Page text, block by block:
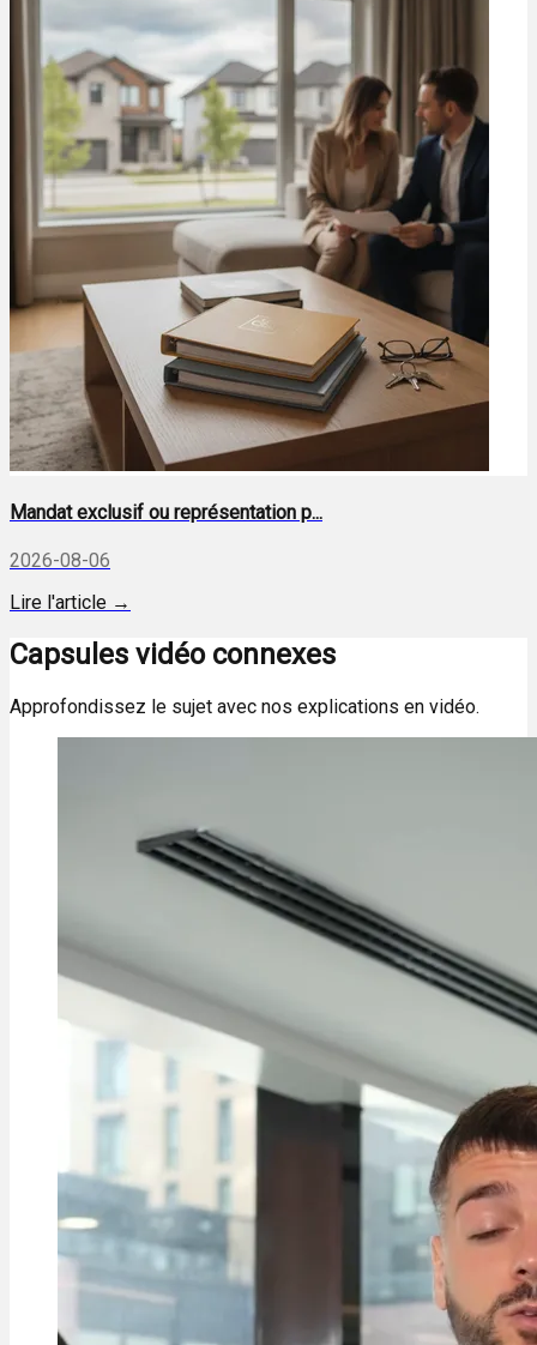
Mandat exclusif ou représentation p...
2026-08-06
Lire l'article →
Capsules vidéo connexes
Approfondissez le sujet avec nos explications en vidéo.